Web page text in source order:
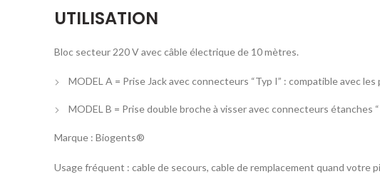
UTILISATION
Bloc secteur 220 V avec câble électrique de 10 mètres.
MODEL A = Prise Jack avec connecteurs “Typ I” : compatible avec
MODEL B = Prise double broche à visser avec connecteurs
Marque : Biogents®
Usage fréquent : cable de secours, cable de remplacement quand votre